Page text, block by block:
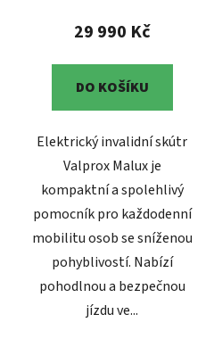
29 990 Kč
DO KOŠÍKU
Elektrický invalidní skútr
Valprox Malux je
kompaktní a spolehlivý
pomocník pro každodenní
mobilitu osob se sníženou
pohyblivostí. Nabízí
pohodlnou a bezpečnou
jízdu ve...